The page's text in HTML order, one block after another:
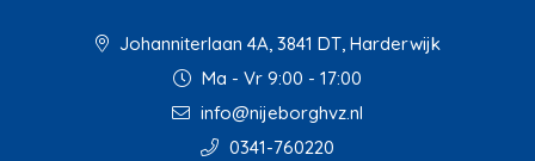
Johanniterlaan 4A, 3841 DT, Harderwijk
Ma - Vr 9:00 - 17:00
info@nijeborghvz.nl
0341-760220